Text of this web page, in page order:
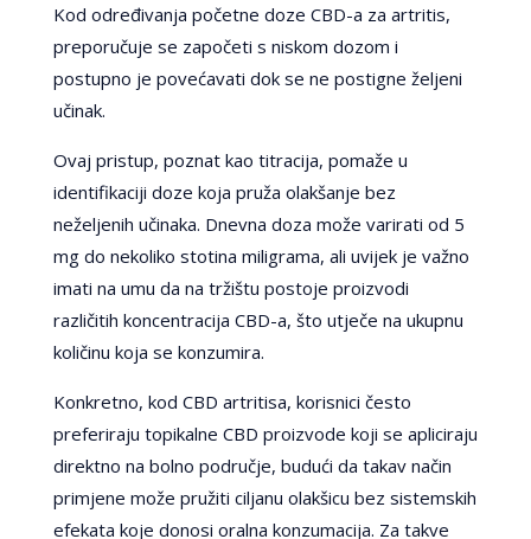
Kod određivanja početne doze CBD-a za artritis,
preporučuje se započeti s niskom dozom i
postupno je povećavati dok se ne postigne željeni
učinak.
Ovaj pristup, poznat kao titracija, pomaže u
identifikaciji doze koja pruža olakšanje bez
neželjenih učinaka. Dnevna doza može varirati od 5
mg do nekoliko stotina miligrama, ali uvijek je važno
imati na umu da na tržištu postoje proizvodi
različitih koncentracija CBD-a, što utječe na ukupnu
količinu koja se konzumira.
Konkretno, kod CBD artritisa, korisnici često
preferiraju topikalne CBD proizvode koji se apliciraju
direktno na bolno područje, budući da takav način
primjene može pružiti ciljanu olakšicu bez sistemskih
efekata koje donosi oralna konzumacija. Za takve